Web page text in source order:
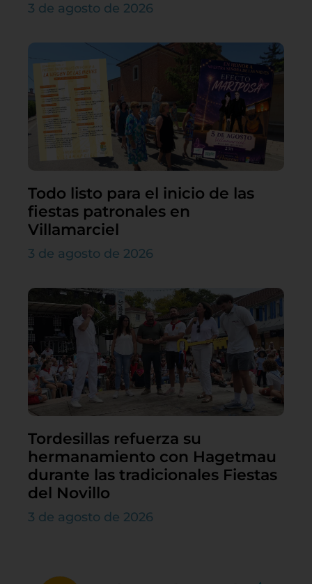
3 de agosto de 2026
Todo listo para el inicio de las
fiestas patronales en
Villamarciel
3 de agosto de 2026
Tordesillas refuerza su
hermanamiento con Hagetmau
durante las tradicionales Fiestas
del Novillo
3 de agosto de 2026